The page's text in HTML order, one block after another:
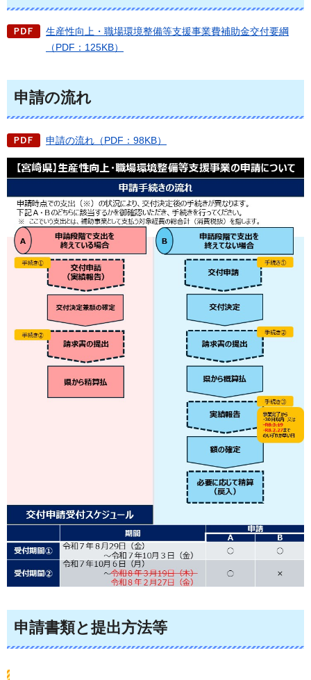
生産性向上・職場環境整備等支援事業費補助金交付要綱
（PDF：125KB）
申請の流れ
申請の流れ（PDF：98KB）
申請書類と提出方法等